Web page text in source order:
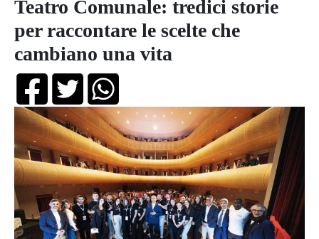
Teatro Comunale: tredici storie
per raccontare le scelte che
cambiano una vita